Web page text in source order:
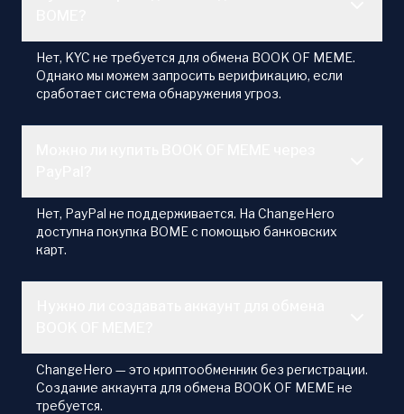
Нет, KYC не требуется для обмена BOOK OF MEME.
Однако мы можем запросить верификацию, если
сработает система обнаружения угроз.
Нет, PayPal не поддерживается. На ChangeHero
доступна покупка BOME с помощью банковских
карт.
ChangeHero — это криптообменник без регистрации.
Создание аккаунта для обмена BOOK OF MEME не
требуется.